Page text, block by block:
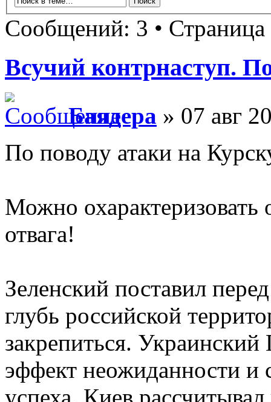
Сообщений: 3 • Страница
Всучий контрнаступ.
Баядера » 07 авг
По поводу атаки на
Можно
отвага!
Зеленский поставил
глубь российской
закрепиться. Украинский
эффект неожиданности и